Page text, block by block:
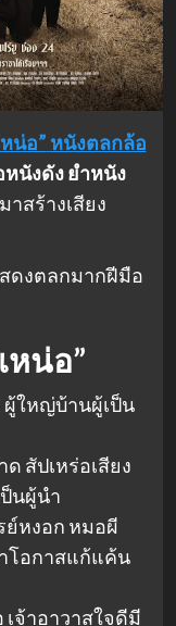
น่อ” หนังตลกล้อ
หนังดัง ยำหนัง
สร้างเสียง
ดงตลกมากฝีมือ
หน่อ”
ใหญ่บ้านผู้เป็น
สัปเหร่อเสียง
นผู้นำ
ย์หงอก หมอผี
โอกาสแก้แค้น
จ้าอาวาสใจดีมี